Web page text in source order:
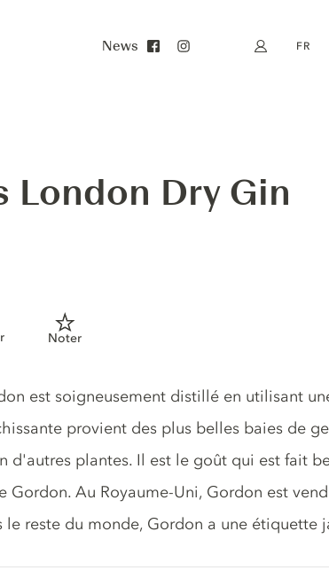
News Mon FR
London Dry Gin
Noter
est soigneusement distillé en utilisant
provient des plus belles baies de
d'autres plantes. Il est le goût qui est fait
Gordon. Au Royaume-Uni, Gordon est
le reste du monde, Gordon a une étiquette